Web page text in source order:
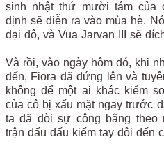
sinh nhật thứ mười tám
định sẽ diễn ra vào mùa hè.
đại đô, và Vua Jarvan III sẽ
Và rồi, vào ngày hôm đó, khi
đến, Fiora đã đứng lên và
không để một ai khác kiểm
của cô bị xấu mặt ngay trước
ta đã đòi sự công bằng
trận đấu đấu kiếm tay đôi đến